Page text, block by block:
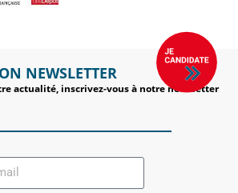
NEWSLETTER
actualité, inscrivez-vous à notre newsletter